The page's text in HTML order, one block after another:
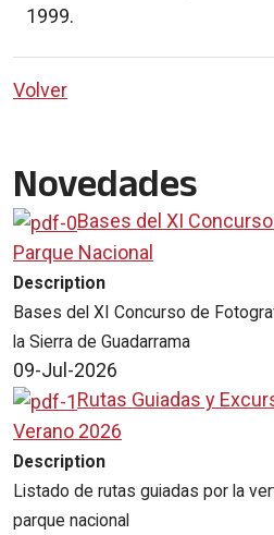
1999.
Volver
Novedades
Bases del XI
Parque Nacional
Description
Bases del XI Concurso de
la Sierra de Guadarrama
09-Jul-2026
Rutas Guiadas y
Verano 2026
Description
Listado de rutas guiadas por la
parque nacional